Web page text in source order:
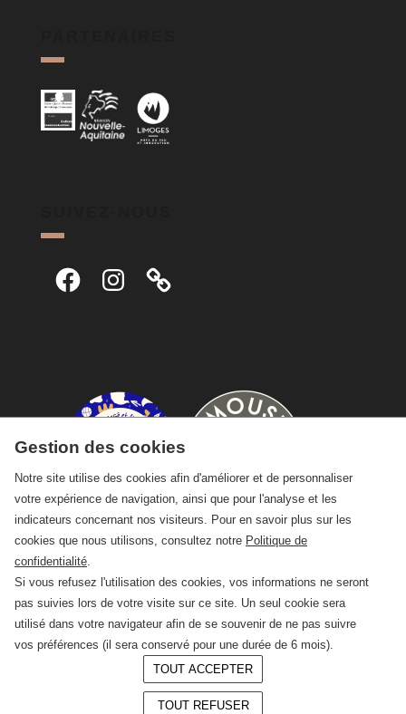
FacebookInstagram
© 2026 —CRAFT Limoges
Gestion des cookies
Notre site utilise des cookies afin d'améliorer et de personnaliser
votre expérience de navigation, ainsi que pour l'analyse et les
indicateurs concernant nos visiteurs. Pour en savoir plus sur les
cookies que nous utilisons, consultez notre Politique de
confidentialité
Si vous refusez l'utilisation des cookies, vos informations ne seront
pas suivies lors de votre visite sur ce site. Un seul cookie sera
utilisé dans votre navigateur afin de se souvenir de ne pas suivre
vos préférences (il sera conservé pour une durée de 6 mois).
TOUT ACCEPTER
TOUT REFUSER